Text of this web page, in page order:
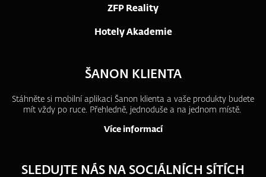
ZFP Reality
Hotely Akademie
ŠANON KLIENTA
Stáhněte si mobilní aplikaci Šanon klienta a vaše produkty budete
mít vždy po ruce. Přehledně, jednoduše a na jednom místě.
Více informací
SLEDUJTE NÁS NA SOCIÁLNÍCH SÍTÍCH